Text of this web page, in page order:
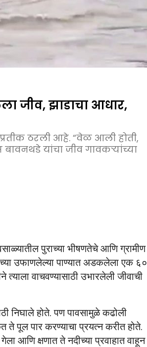
जीव, झाडाचा आधार,
ठरली आहे. “वेळ आली होती,
बावनथडे यांचा जीव गावकऱ्यांच्या
पुराच्या भीषणतेचे आणि ग्रामीण
उफाणलेल्या पाण्यात अडकलेला एक ६०
त्याला वाचवण्यासाठी उभारलेली जीवाची
निघाले होते. पण पावसामुळे कढोली
ते पूल पार करण्याचा प्रयत्न करीत होते.
आणि क्षणात ते नदीच्या प्रवाहात वाहून